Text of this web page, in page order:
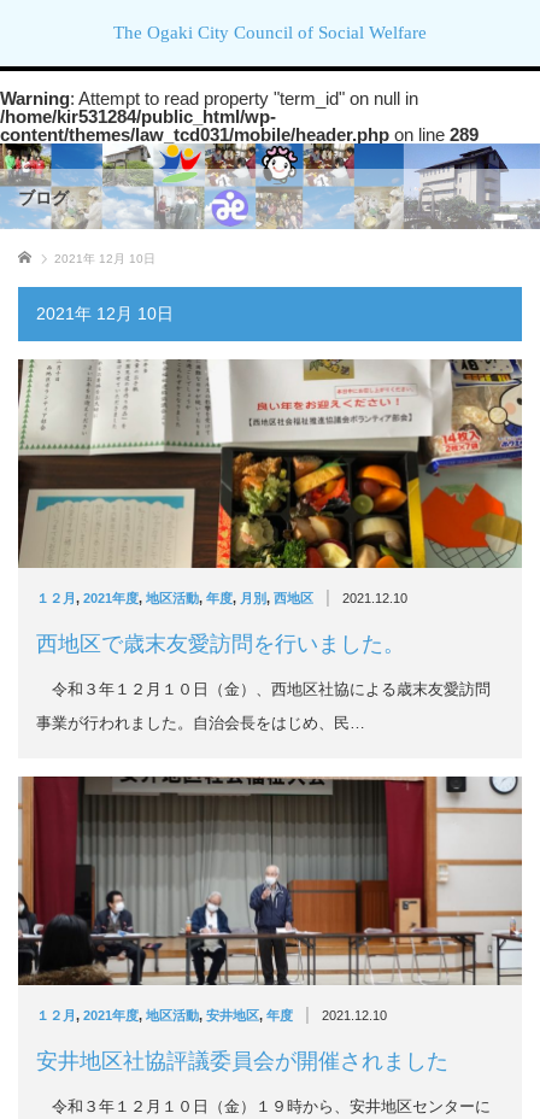
The Ogaki City Council of Social Welfare
Warning: Attempt to read property "term_id" on null in
/home/kir531284/public_html/wp-
content/themes/law_tcd031/mobile/header.php on line 289
ブログ
ホーム 2021年 12月 10日
2021年 12月 10日
１２月, 2021年度, 地区活動, 年度, 月別, 西地区 | 2021.12.10
西地区で歳末友愛訪問を行いました。
令和３年１２月１０日（金）、西地区社協による歳末友愛訪問
事業が行われました。自治会長をはじめ、民…
１２月, 2021年度, 地区活動, 安井地区, 年度 | 2021.12.10
安井地区社協評議委員会が開催されました
令和３年１２月１０日（金）１９時から、安井地区センターに